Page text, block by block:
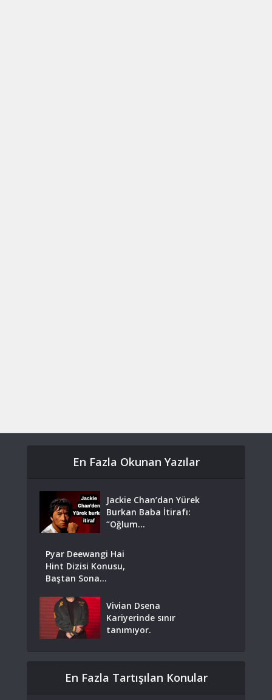
En Fazla Okunan Yazılar
Jackie Chan’dan Yürek
Burkan Baba İtirafı:
“Oğlum...
Pyar Deewangi Hai
Hint Dizisi Konusu,
Baştan Sona...
Vivian Dsena
Kariyerinde sınır
tanımıyor.
En Fazla Tartışılan Konular